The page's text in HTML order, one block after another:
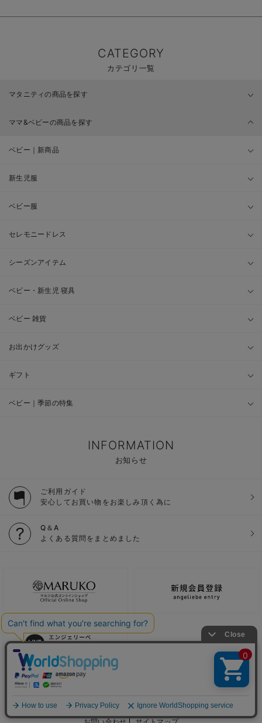
CATEGORY
カテゴリ一覧
マタニティの商品を探す
ママ&ベビーの商品を探す
ベビー｜新商品
新生児服
ベビー服
セレモニードレス
シーズンアイテム
ベビー・新生児 寝具
ベビー 雑貨
お出かけグッズ
ギフト
ベビー｜季節の特集
INFORMATION
お知らせ
ご利用ガイド
安心してお買い物をお楽しみ頂く為に
Q＆A
よくある質問をまとめました
ご利用ガイド 会社概要 電子公告
利用規約